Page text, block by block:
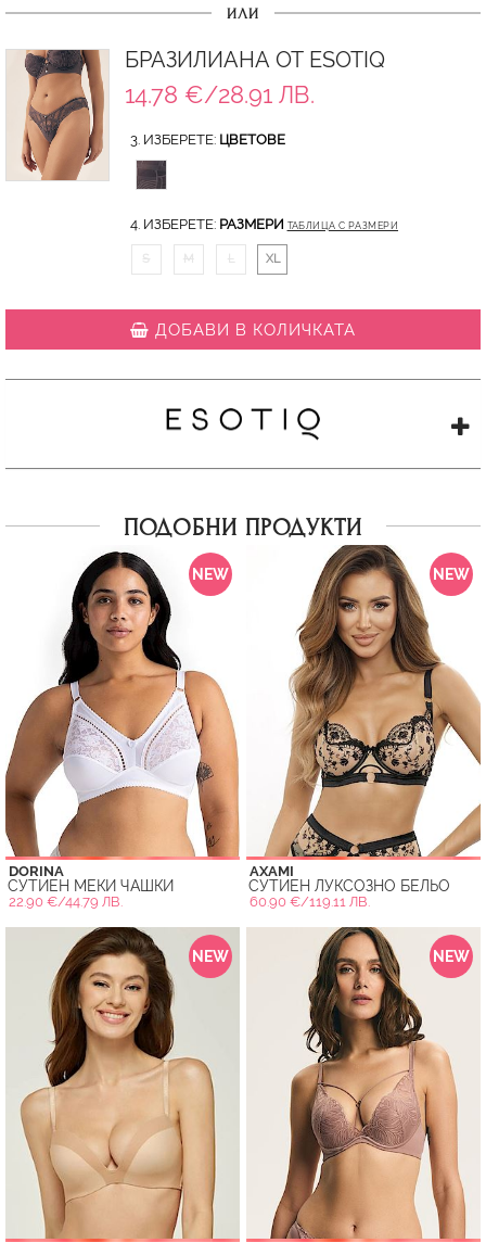
ИЛИ
БРАЗИЛИАНА ОТ ESOTIQ
14.78 €/28.91 ЛВ.
3. ИЗБЕРЕТЕ: ЦВЕТОВЕ
4. ИЗБЕРЕТЕ: РАЗМЕРИ ТАБЛИЦА С РАЗМЕРИ
S M L XL
ДОБАВИ В КОЛИЧКАТА
ПОДОБНИ ПРОДУКТИ
NEW
DORINA
СУТИЕН МЕКИ ЧАШКИ
22.90 €/44.79 ЛВ.
NEW
AXAMI
СУТИЕН ЛУКСОЗНО БЕЛЬО
60.90 €/119.11 ЛВ.
NEW NEW